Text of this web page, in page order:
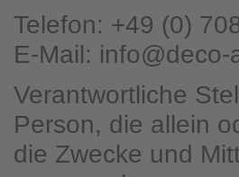
Telefon: +49 (0)
E-Mail: info@deco-
Verantwortliche
Person, die allein
die Zwecke und